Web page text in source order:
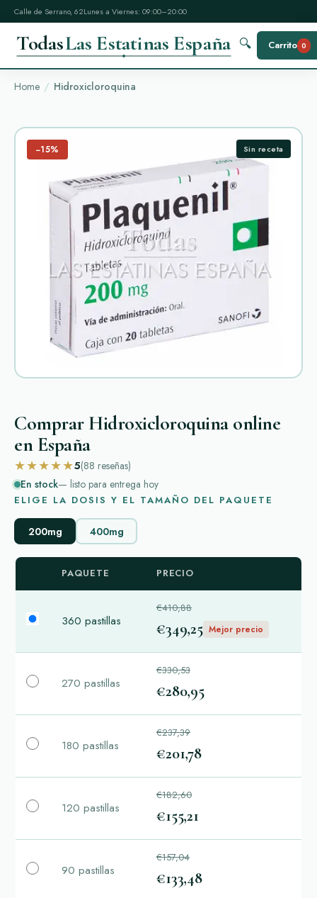
Calle de Serrano, 62Lunes a Viernes: 09:00–20:00
TodasLas Estatinas España 🔍 Carrito 0
Home Hidroxicloroquina
−15% Sin receta
Comprar Hidroxicloroquina online
en España
★★★★★5(88 reseñas)
En stock— listo para entrega hoy
ELIGE LA DOSIS Y EL TAMAÑO DEL PAQUETE
200mg 400mg
PAQUETE PRECIO
360 pastillas
€410,88
€349,25 Mejor precio
270 pastillas
€330,53
€280,95
180 pastillas
€237,39
€201,78
120 pastillas
€182,60
€155,21
90 pastillas
€157,04
€133,48